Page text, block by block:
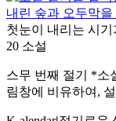
첫눈이 내리는 시기
20 소설
스무 번째 절기 *소
림창에 비유하여,